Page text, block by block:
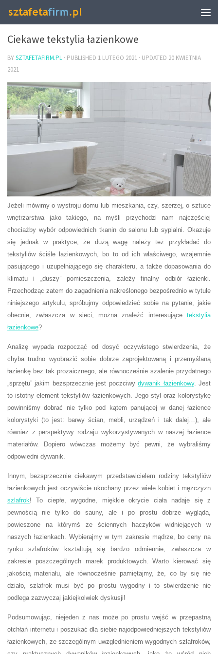
DZIAŁ POZABIZNESOWY
Ciekawe tekstylia łazienkowe
BYSZTAFETAFIRM.PL · PUBLISHED 1 LUTEGO 2021 · UPDATED 20 KWIETNIA
2021
Jeżeli mówimy o wystroju domu lub mieszkania, czy, szerzej, o sztuce
wnętrzarstwa jako takiego, na myśli przychodzi nam najczęściej
chociażby wybór odpowiednich tkanin do salonu lub sypialni. Okazuje
się jednak w praktyce, że dużą wagę należy też przykładać do
tekstyliów ściśle łazienkowych, bo to od ich właściwego, wzajemnie
pasującego i uzupełniającego się charakteru, a także dopasowania do
klimatu i „duszy” pomieszczenia, zależy finalny odbiór łazienki.
Przechodząc zatem do zagadnienia nakreślonego bezpośrednio w tytule
niniejszego artykułu, spróbujmy odpowiedzieć sobie na pytanie, jakie
obecnie, zwłaszcza w sieci, można znaleźć interesujące tekstylia
łazienkowe?
Analizę wypada rozpocząć od dosyć oczywistego stwierdzenia, że
chyba trudno wyobrazić sobie dobrze zaprojektowaną i przemyślaną
łazienkę bez tak prozaicznego, ale równocześnie szalenie przydatnego
„sprzętu” jakim bezsprzecznie jest poczciwydywanik łazienkowy. Jest
to istotny element tekstyliów łazienkowych. Jego styl oraz kolorystykę
powinniśmy dobrać nie tylko pod kątem panującej w danej łazience
kolorystyki (to jest: barwy ścian, mebli, urządzeń i tak dalej…), ale
również z perspektywy rodzaju wykorzystywanych w naszej łazience
materiałów. Dopiero wówczas możemy być pewni, że wybraliśmy
odpowiedni dywanik.
Innym, bezsprzecznie ciekawym przedstawicielem rodziny tekstyliów
łazienkowych jest oczywiście ukochany przez wiele kobiet i mężczyzn
szlafrok! To ciepłe, wygodne, miękkie okrycie ciała nadaje się z
pewnością nie tylko do sauny, ale i po prostu dobrze wygląda,
powieszone na którymś ze ściennych haczyków widniejących w
naszych łazienkach. Wybierajmy w tym zakresie mądrze, bo ceny na
rynku szlafroków kształtują się bardzo odmiennie, zwłaszcza w
zakresie poszczególnych marek produktowych. Warto kierować się
jakością materiału, ale równocześnie pamiętajmy, że, co by się nie
działo, szlafrok musi być po prostu wygodny i to stwierdzenie nie
podlega zazwyczaj jakiejkolwiek dyskusji!
Podsumowując, niejeden z nas może po prostu wejść w przepastną
otchłań internetu i poszukać dla siebie najodpowiedniejszych tekstyliów
łazienkowych, ze szczególnym uwzględnieniem wygodnych szlafroków,